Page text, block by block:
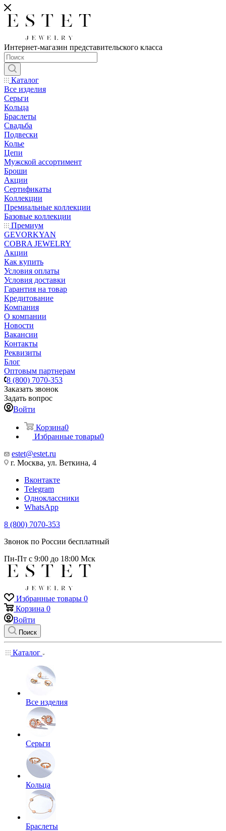
Интернет-магазин представительского класса
Каталог
Все изделия
Серьги
Кольца
Браслеты
Свадьба
Подвески
Колье
Цепи
Мужской ассортимент
Броши
Акции
Сертификаты
Коллекции
Премиальные коллекции
Базовые коллекции
Премиум
GEVORKYAN
COBRA JEWELRY
Акции
Как купить
Условия оплаты
Условия доставки
Гарантия на товар
Кредитование
Компания
О компании
Новости
Вакансии
Контакты
Реквизиты
Блог
Оптовым партнерам
8 (800) 7070-353
Заказать звонок
Задать вопрос
Войти
Корзина0
Избранные товары0
estet@estet.ru
г. Москва, ул. Веткина, 4
Вконтакте
Telegram
Одноклассники
WhatsApp
8 (800) 7070-353
Звонок по России бесплатный
Пн-Пт с 9:00 до 18:00 Мск
Избранные товары 0
Корзина 0
Войти
Поиск
Каталог
Все изделия
Серьги
Кольца
Браслеты